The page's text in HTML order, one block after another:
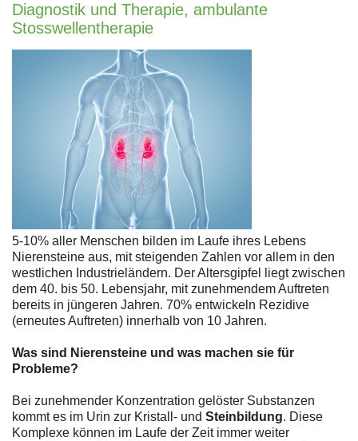
Diagnostik und Therapie, ambulante
Stosswellentherapie
5-10% aller Menschen bilden im Laufe ihres Lebens
Nierensteine aus, mit steigenden Zahlen vor allem in den
westlichen Industrieländern. Der Altersgipfel liegt zwischen
dem 40. bis 50. Lebensjahr, mit zunehmendem Auftreten
bereits in jüngeren Jahren. 70% entwickeln Rezidive
(erneutes Auftreten) innerhalb von 10 Jahren.
Was sind Nierensteine und was machen sie für
Probleme?
Bei zunehmender Konzentration gelöster Substanzen
kommt es im Urin zur Kristall- und Steinbildung. Diese
Komplexe können im Laufe der Zeit immer weiter